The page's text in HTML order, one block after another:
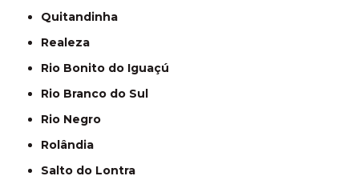
Quitandinha
Realeza
Rio Bonito do Iguaçú
Rio Branco do Sul
Rio Negro
Rolândia
Salto do Lontra